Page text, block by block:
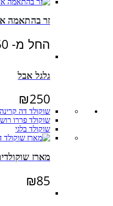
זר בהתאמה
החל מ-
גלגל אבל
₪250
שוקולד דה קרינה
שוקולד פררו
שוקולד בלגי
מארז
₪85